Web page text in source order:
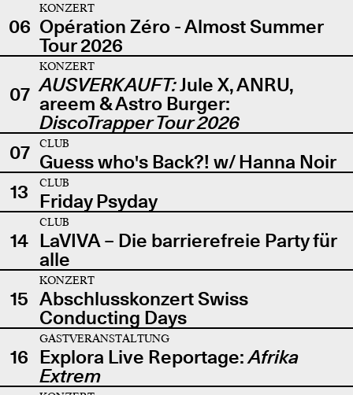
06
KONZERT
Opération Zéro - Almost Summer
Tour 2026
07
KONZERT
AUSVERKAUFT:Jule X, ANRU,
areem & Astro Burger:
DiscoTrapper Tour 2026
07
CLUB
Guess who's Back?! w/ Hanna Noir
13
CLUB
Friday Psyday
14
CLUB
LaVIVA – Die barrierefreie Party für
alle
15
KONZERT
Abschlusskonzert Swiss
Conducting Days
16
GASTVERANSTALTUNG
Explora Live Reportage:Afrika
Extrem